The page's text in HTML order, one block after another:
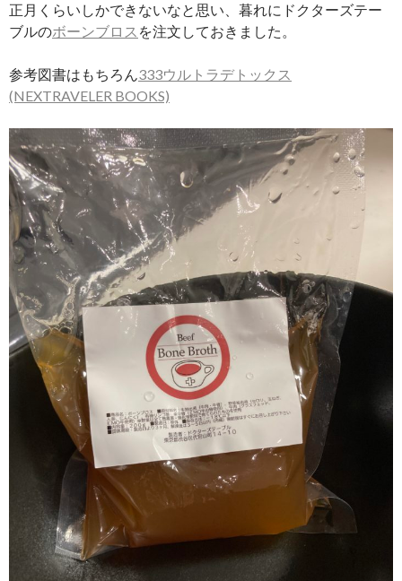
正月くらいしかできないなと思い、暮れにドクターズテー
ブルのボーンブロス を注文しておきました。
参考図書はもちろん333ウルトラデトックス
(NEXTRAVELER BOOKS)